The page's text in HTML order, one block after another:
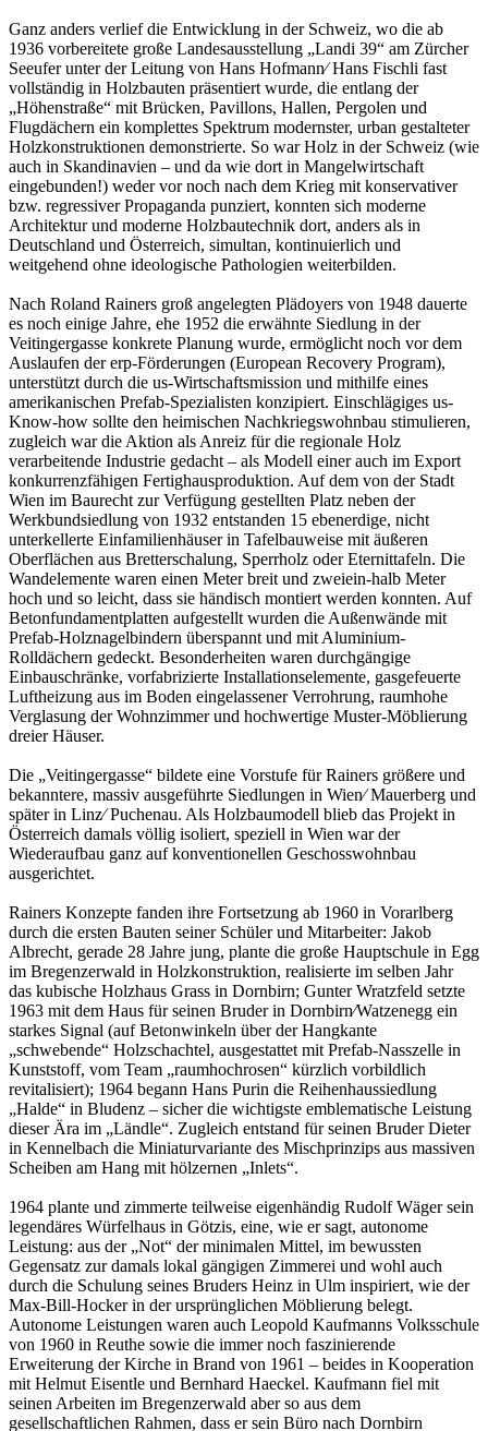
Ganz anders verlief die Entwicklung in der Schweiz, wo die ab
1936 vorbereitete große Landesausstellung „Landi 39“ am Zürcher
Seeufer unter der Leitung von Hans Hofmann⁄ Hans Fischli fast
vollständig in Holzbauten präsentiert wurde, die entlang der
„Höhenstraße“ mit Brücken, Pavillons, Hallen, Pergolen und
Flugdächern ein komplettes Spektrum modernster, urban gestalteter
Holzkonstruktionen demonstrierte. So war Holz in der Schweiz (wie
auch in Skandinavien – und da wie dort in Mangelwirtschaft
eingebunden!) weder vor noch nach dem Krieg mit konservativer
bzw. regressiver Propaganda punziert, konnten sich moderne
Architektur und moderne Holzbautechnik dort, anders als in
Deutschland und Österreich, simultan, kontinuierlich und
weitgehend ohne ideologische Pathologien weiterbilden.
Nach Roland Rainers groß angelegten Plädoyers von 1948 dauerte
es noch einige Jahre, ehe 1952 die erwähnte Siedlung in der
Veitingergasse konkrete Planung wurde, ermöglicht noch vor dem
Auslaufen der erp-Förderungen (European Recovery Program),
unterstützt durch die us-Wirtschaftsmission und mithilfe eines
amerikanischen Prefab-Spezialisten konzipiert. Einschlägiges us-
Know-how sollte den heimischen Nachkriegswohnbau stimulieren,
zugleich war die Aktion als Anreiz für die regionale Holz
verarbeitende Industrie gedacht – als Modell einer auch im Export
konkurrenzfähigen Fertighausproduktion. Auf dem von der Stadt
Wien im Baurecht zur Verfügung gestellten Platz neben der
Werkbundsiedlung von 1932 entstanden 15 ebenerdige, nicht
unterkellerte Einfamilienhäuser in Tafelbauweise mit äußeren
Oberflächen aus Bretterschalung, Sperrholz oder Eternittafeln. Die
Wandelemente waren einen Meter breit und zweiein-halb Meter
hoch und so leicht, dass sie händisch montiert werden konnten. Auf
Betonfundamentplatten aufgestellt wurden die Außenwände mit
Prefab-Holznagelbindern überspannt und mit Aluminium-
Rolldächern gedeckt. Besonderheiten waren durchgängige
Einbauschränke, vorfabrizierte Installationselemente, gasgefeuerte
Luftheizung aus im Boden eingelassener Verrohrung, raumhohe
Verglasung der Wohnzimmer und hochwertige Muster-Möblierung
dreier Häuser.
Die „Veitingergasse“ bildete eine Vorstufe für Rainers größere und
bekanntere, massiv ausgeführte Siedlungen in Wien⁄ Mauerberg und
später in Linz⁄ Puchenau. Als Holzbaumodell blieb das Projekt in
Österreich damals völlig isoliert, speziell in Wien war der
Wiederaufbau ganz auf konventionellen Geschosswohnbau
ausgerichtet.
Rainers Konzepte fanden ihre Fortsetzung ab 1960 in Vorarlberg
durch die ersten Bauten seiner Schüler und Mitarbeiter: Jakob
Albrecht, gerade 28 Jahre jung, plante die große Hauptschule in Egg
im Bregenzerwald in Holzkonstruktion, realisierte im selben Jahr
das kubische Holzhaus Grass in Dornbirn; Gunter Wratzfeld setzte
1963 mit dem Haus für seinen Bruder in Dornbirn⁄Watzenegg ein
starkes Signal (auf Betonwinkeln über der Hangkante
„schwebende“ Holzschachtel, ausgestattet mit Prefab-Nasszelle in
Kunststoff, vom Team „raumhochrosen“ kürzlich vorbildlich
revitalisiert); 1964 begann Hans Purin die Reihenhaussiedlung
„Halde“ in Bludenz – sicher die wichtigste emblematische Leistung
dieser Ära im „Ländle“. Zugleich entstand für seinen Bruder Dieter
in Kennelbach die Miniaturvariante des Mischprinzips aus massiven
Scheiben am Hang mit hölzernen „Inlets“.
1964 plante und zimmerte teilweise eigenhändig Rudolf Wäger sein
legendäres Würfelhaus in Götzis, eine, wie er sagt, autonome
Leistung: aus der „Not“ der minimalen Mittel, im bewussten
Gegensatz zur damals lokal gängigen Zimmerei und wohl auch
durch die Schulung seines Bruders Heinz in Ulm inspiriert, wie der
Max-Bill-Hocker in der ursprünglichen Möblierung belegt.
Autonome Leistungen waren auch Leopold Kaufmanns Volksschule
von 1960 in Reuthe sowie die immer noch faszinierende
Erweiterung der Kirche in Brand von 1961 – beides in Kooperation
mit Helmut Eisentle und Bernhard Haeckel. Kaufmann fiel mit
seinen Arbeiten im Bregenzerwald aber so aus dem
gesellschaftlichen Rahmen, dass er sein Büro nach Dornbirn